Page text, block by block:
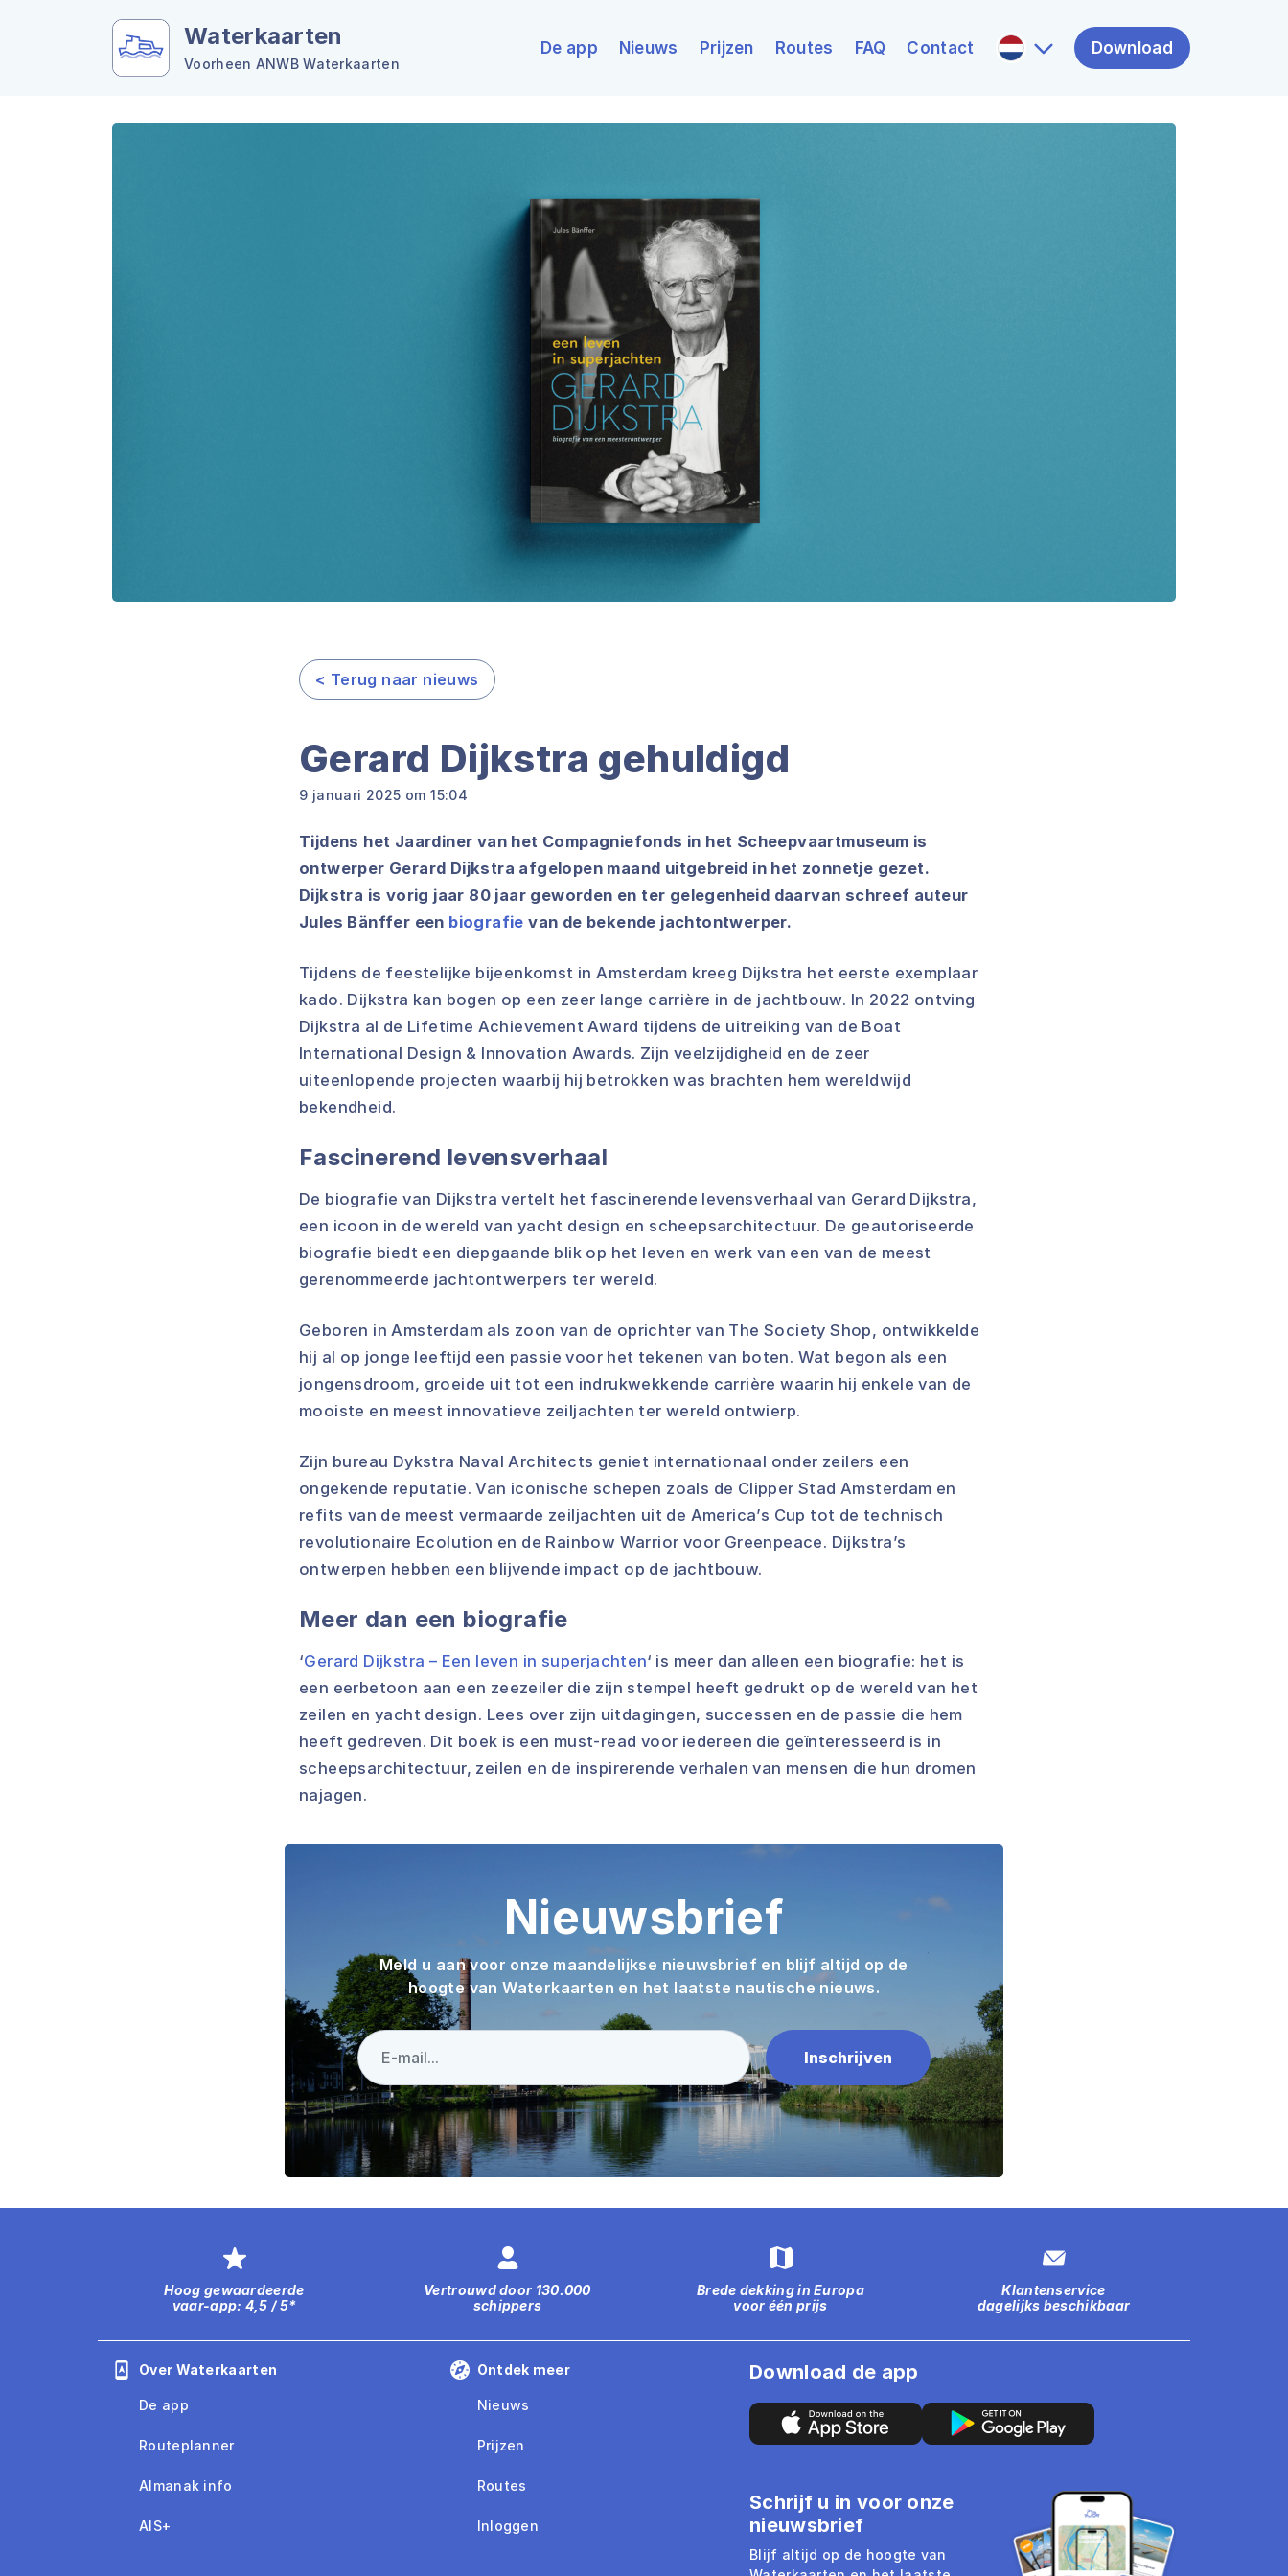
Waterkaarten
Voorheen ANWB Waterkaarten
De app Nieuws Prijzen Routes FAQ Contact Download
< Terug naar nieuws
Gerard Dijkstra gehuldigd
9 januari 2025 om 15:04
Tijdens het Jaardiner van het Compagniefonds in het Scheepvaartmuseum is
ontwerper Gerard Dijkstra afgelopen maand uitgebreid in het zonnetje gezet.
Dijkstra is vorig jaar 80 jaar geworden en ter gelegenheid daarvan schreef auteur
Jules Bänffer een biografie van de bekende jachtontwerper.
Tijdens de feestelijke bijeenkomst in Amsterdam kreeg Dijkstra het eerste exemplaar
kado. Dijkstra kan bogen op een zeer lange carrière in de jachtbouw. In 2022 ontving
Dijkstra al de Lifetime Achievement Award tijdens de uitreiking van de Boat
International Design & Innovation Awards. Zijn veelzijdigheid en de zeer
uiteenlopende projecten waarbij hij betrokken was brachten hem wereldwijd
bekendheid.
Fascinerend levensverhaal
De biografie van Dijkstra vertelt het fascinerende levensverhaal van Gerard Dijkstra,
een icoon in de wereld van yacht design en scheepsarchitectuur. De geautoriseerde
biografie biedt een diepgaande blik op het leven en werk van een van de meest
gerenommeerde jachtontwerpers ter wereld.
Geboren in Amsterdam als zoon van de oprichter van The Society Shop, ontwikkelde
hij al op jonge leeftijd een passie voor het tekenen van boten. Wat begon als een
jongensdroom, groeide uit tot een indrukwekkende carrière waarin hij enkele van de
mooiste en meest innovatieve zeiljachten ter wereld ontwierp.
Zijn bureau Dykstra Naval Architects geniet internationaal onder zeilers een
ongekende reputatie. Van iconische schepen zoals de Clipper Stad Amsterdam en
refits van de meest vermaarde zeiljachten uit de America’s Cup tot de technisch
revolutionaire Ecolution en de Rainbow Warrior voor Greenpeace. Dijkstra’s
ontwerpen hebben een blijvende impact op de jachtbouw.
Meer dan een biografie
‘Gerard Dijkstra – Een leven in superjachten‘ is meer dan alleen een biografie: het is
een eerbetoon aan een zeezeiler die zijn stempel heeft gedrukt op de wereld van het
zeilen en yacht design. Lees over zijn uitdagingen, successen en de passie die hem
heeft gedreven. Dit boek is een must-read voor iedereen die geïnteresseerd is in
scheepsarchitectuur, zeilen en de inspirerende verhalen van mensen die hun dromen
najagen.
Nieuwsbrief
Meld u aan voor onze maandelijkse nieuwsbrief en blijf altijd op de
hoogte van Waterkaarten en het laatste nautische nieuws.
Hoog gewaardeerde
vaar-app: 4,5 / 5*
Vertrouwd door 130.000
schippers
Brede dekking in Europa
voor één prijs
Klantenservice
dagelijks beschikbaar
Over Waterkaarten
De app
Routeplanner
Almanak info
AIS+
Ontdek meer
Nieuws
Prijzen
Routes
Inloggen
Download de app
Schrijf u in voor onze
nieuwsbrief
Blijf altijd op de hoogte van